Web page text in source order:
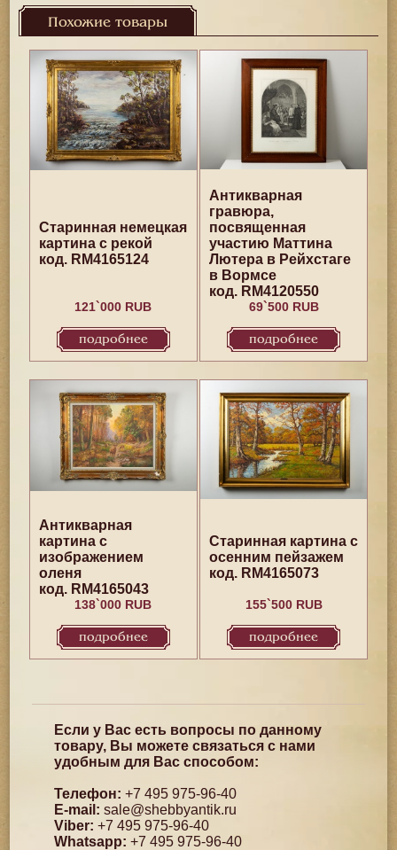
Похожие товары
Старинная немецкая
картина с рекой
код. RM4165124
121`000 RUB
подробнее
Антикварная
гравюра,
посвященная
участию Маттина
Лютера в Рейхстаге
в Вормсе
код. RM4120550
69`500 RUB
подробнее
Антикварная
картина с
изображением
оленя
код. RM4165043
138`000 RUB
подробнее
Старинная картина с
осенним пейзажем
код. RM4165073
155`500 RUB
подробнее
Если у Вас есть вопросы по данному
товару, Вы можете связаться с нами
удобным для Вас способом:
Телефон: +7 495 975-96-40
E-mail: sale@shebbyantik.ru
Viber: +7 495 975-96-40
Whatsapp: +7 495 975-96-40